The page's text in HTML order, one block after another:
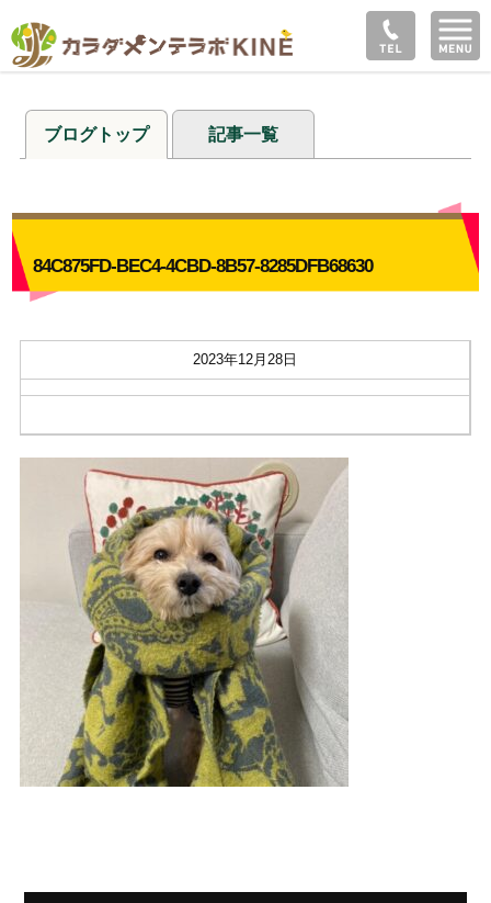
ブログトップ 記事一覧
84C875FD-BEC4-4CBD-8B57-8285DFB68630
2023年12月28日